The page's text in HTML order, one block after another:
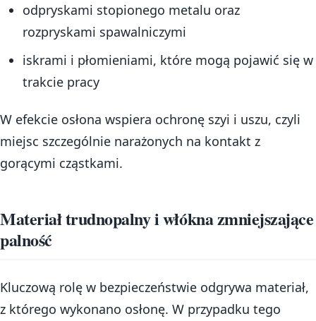
odpryskami stopionego metalu oraz
rozpryskami spawalniczymi
iskrami i płomieniami, które mogą pojawić się w
trakcie pracy
W efekcie osłona wspiera ochronę szyi i uszu, czyli
miejsc szczególnie narażonych na kontakt z
gorącymi cząstkami.
Materiał trudnopalny i włókna zmniejszające
palność
Kluczową rolę w bezpieczeństwie odgrywa materiał,
z którego wykonano osłonę. W przypadku tego